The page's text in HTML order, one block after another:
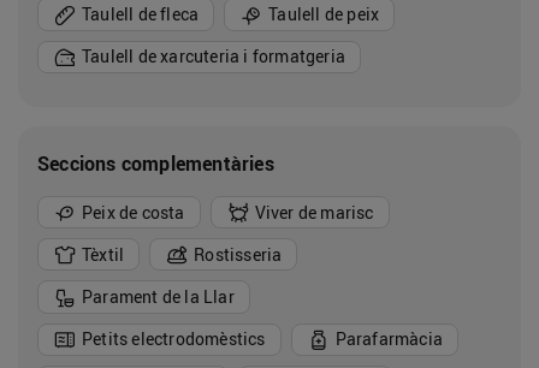
Taulell de fleca
Taulell de peix
Taulell de xarcuteria i formatgeria
Seccions complementàries
Peix de costa
Viver de marisc
Tèxtil
Rostisseria
Parament de la Llar
Petits electrodomèstics
Parafarmàcia